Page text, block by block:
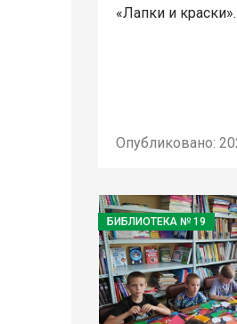
«Лапки и краски».
Опубликовано:
БИБЛИОТЕКА № 19